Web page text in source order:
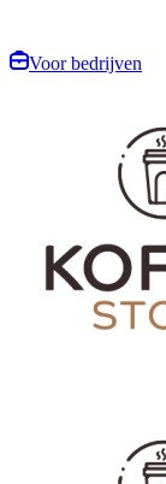
Voor bedrijven